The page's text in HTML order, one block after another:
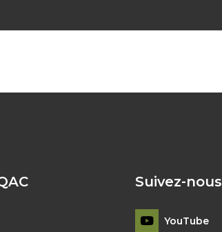
Suivez-nous
YouTube